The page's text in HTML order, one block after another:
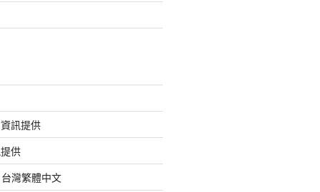
訊提供
供
灣繁體中文